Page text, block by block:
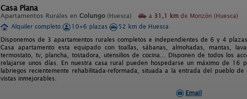
Casa Plana
Apartamentos Rurales en Colungo (Huesca) a 31,1 km de Monzón (Huesca)
Alquiler completo
10+6 plazas
52 km de Huesca
Disponemos de 3 apartamentos rurales completos e independientes de 6 y 4
Casa apartamento esta equipado con toallas, sábanas, almohadas, mantas,
termostato, tv, plancha, tostadora, utensilios de cocina... Disponen de todos los
relajarse unos días. En nuestra casa rural pueden hospedarse un máximo de 16
labriegos recientemente rehabilitada-reformada, situada a la entrada del pueblo
vistas inmejorables.
Email